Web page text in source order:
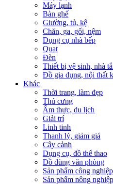
Máy lạnh
Bàn ghế
Giường, tủ, kệ
Chăn, ga, gối, nệm
Dụng cụ nhà bếp
Quạt
Đèn
Thiết bị vệ sinh, nhà
Đồ gia dụng, nội thất
Khác
Thời trang, làm đẹp
Thú cưng
Ẩm thực, du lịch
Giải trí
Linh tinh
Thanh lý, giảm giá
Cây cảnh
Dụng cụ, đồ thể thao
Đồ dùng văn phòng
Sản phẩm công nghiệp
Sản phẩm nông nghiệp